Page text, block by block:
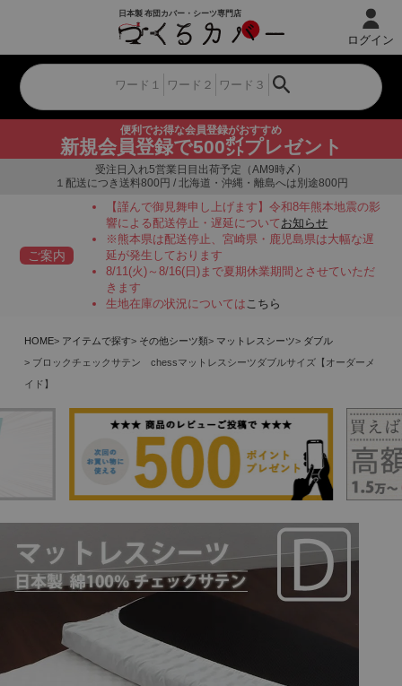
便利でお得な会員登録がおすすめ
新規会員登録で500㌽プレゼント
ログイン
受注日入れ5営業日目出荷予定（AM9時〆）
１配送につき送料800円 / 北海道・沖縄・離島へは別途800円
ご案内
【謹んで御見舞申し上げます】令和8年熊本地震の影
響による配送停止・遅延についてお知らせ
※熊本県は配送停止、宮崎県・鹿児島県は大幅な遅
延が発生しております
8/11(火)～8/16(日)まで夏期休業期間とさせていただ
きます
生地在庫の状況についてはこちら
HOME アイテムで探す その他シーツ類 マットレスシーツ
ダブル
ブロックチェックサテン chessマットレスシーツダブルサイズ【オーダーメ
イド】